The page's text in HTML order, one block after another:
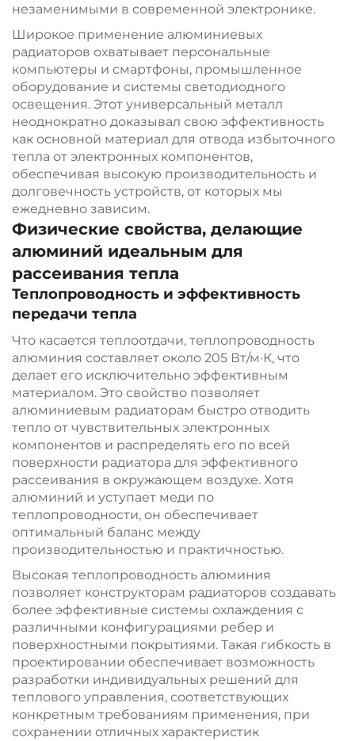
незаменимыми в современной электронике.
Широкое применение алюминиевых
радиаторов охватывает персональные
компьютеры и смартфоны, промышленное
оборудование и системы светодиодного
освещения. Этот универсальный металл
неоднократно доказывал свою эффективность
как основной материал для отвода избыточного
тепла от электронных компонентов,
обеспечивая высокую производительность и
долговечность устройств, от которых мы
ежедневно зависим.
Физические свойства, делающие
алюминий идеальным для
рассеивания тепла
Теплопроводность и эффективность
передачи тепла
Что касается теплоотдачи, теплопроводность
алюминия составляет около 205 Вт/м·К, что
делает его исключительно эффективным
материалом. Это свойство позволяет
алюминиевым радиаторам быстро отводить
тепло от чувствительных электронных
компонентов и распределять его по всей
поверхности радиатора для эффективного
рассеивания в окружающем воздухе. Хотя
алюминий и уступает меди по
теплопроводности, он обеспечивает
оптимальный баланс между
производительностью и практичностью.
Высокая теплопроводность алюминия
позволяет конструкторам радиаторов создавать
более эффективные системы охлаждения с
различными конфигурациями ребер и
поверхностными покрытиями. Такая гибкость в
проектировании обеспечивает возможность
разработки индивидуальных решений для
теплового управления, соответствующих
конкретным требованиям применения, при
сохранении отличных характеристик